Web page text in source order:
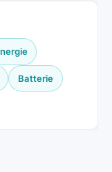
Batterie